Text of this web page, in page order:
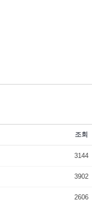
조회
3144
3902
2606